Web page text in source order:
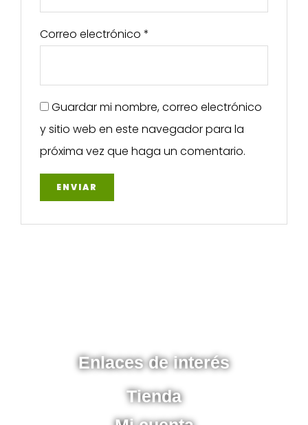
Correo electrónico *
Guardar mi nombre, correo electrónico
y sitio web en este navegador para la
próxima vez que haga un comentario.
Enlaces de interés
Tienda